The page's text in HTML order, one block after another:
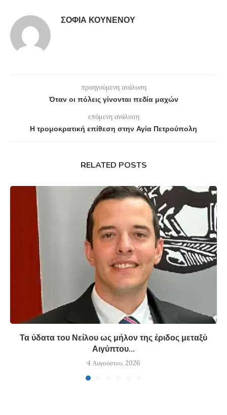
ΣΟΦΊΑ ΚΟΥΝΈΝΟΥ
προηγούμενη ανάλυση
Όταν οι πόλεις γίνονται πεδία μαχών
επόμενη ανάλυση
Η τρομοκρατική επίθεση στην Αγία Πετρούπολη
RELATED POSTS
Τα ύδατα του Νείλου ως μήλον της έριδος μεταξύ
Αιγύπτου...
4 Αυγούστου, 2026